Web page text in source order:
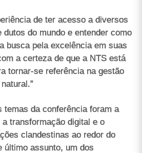
de ter acesso a diversos
dutos do mundo e entender como
busca pela excelência em suas
a certeza de que a NTS está
tornar-se referência na gestão
temas da conferência foram a
transformação digital e o
clandestinas ao redor do
último assunto, um dos